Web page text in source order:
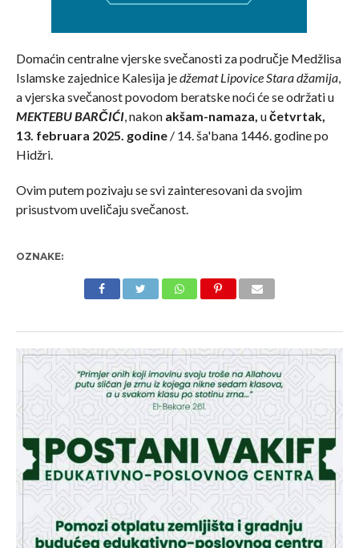
Domaćin centralne vjerske svečanosti za područje Medžlisa
Islamske zajednice Kalesija jedžemat Lipovice Stara džamija,
a vjerska svečanost povodom beratske noći će se održati u
MEKTEBU BARČIĆI, nakon akšam-namaza, učetvrtak,
13. februara 2025. godine/ 14. ša'bana 1446. godine po
Hidžri.
Ovim putem pozivaju se svi zainteresovani da svojim
prisustvom uveličaju svečanost.
OZNAKE: